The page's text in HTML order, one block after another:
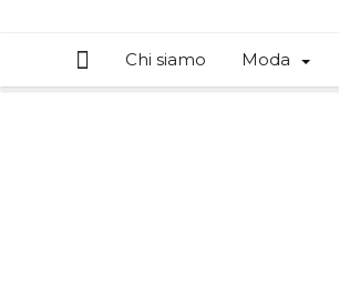
Chi siamo Moda